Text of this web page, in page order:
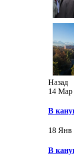
Назад
14 Мар
В
18 Янв
В